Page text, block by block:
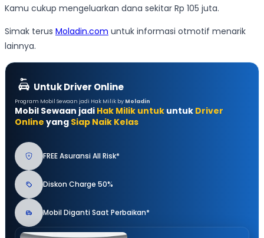
Kamu cukup mengeluarkan dana sekitar Rp 105 juta.
Simak terus Moladin.com untuk informasi otmotif menarik
lainnya.
Untuk Driver Online
Program Mobil Sewaan jadi Hak Milik by Moladin
Mobil Sewaan jadi Hak Milik untuk untuk Driver
Online yang Siap Naik Kelas
FREE Asuransi All Risk*
Diskon Charge 50%
Mobil Diganti Saat Perbaikan*